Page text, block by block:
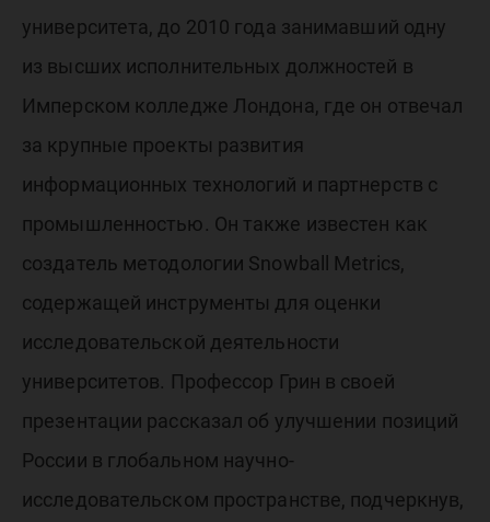
университета, до 2010 года занимавший одну
из высших исполнительных должностей в
Имперском колледже Лондона, где он отвечал
за крупные проекты развития
информационных технологий и партнерств с
промышленностью. Он также известен как
создатель методологии Snowball Metrics,
содержащей инструменты для оценки
исследовательской деятельности
университетов. Профессор Грин в своей
презентации рассказал об улучшении позиций
России в глобальном научно-
исследовательском пространстве, подчеркнув,